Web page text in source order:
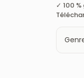
✓ 100